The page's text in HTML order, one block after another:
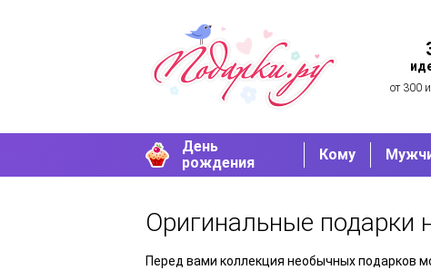
от 300
День
рождения
Кому
Оригинальные подарки
Перед вами коллекция необычных подарков